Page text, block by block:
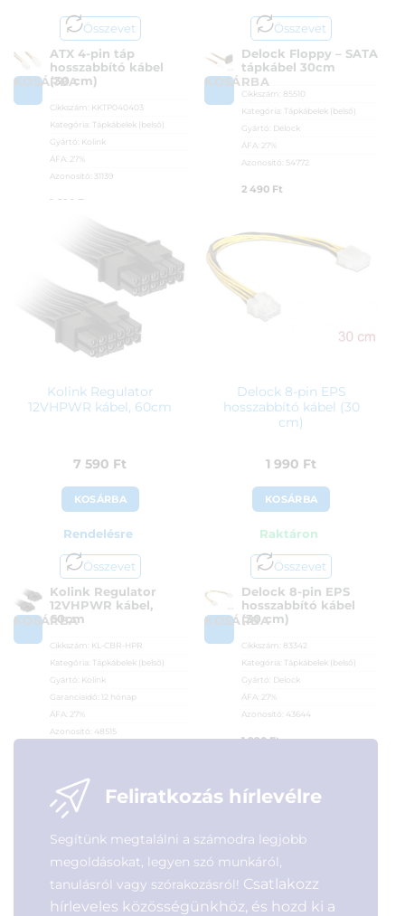
Összevet
KOSÁRBA
ATX 4-pin táp
hosszabbító kábel
(30 cm)
Cikkszám: KKTP040403
Kategória:
Tápkábelek (belső)
Gyártó: Kolink
ÁFA:
27%
Azonosító:
31139
1 690 Ft
Összevet
KOSÁRBA
Delock Floppy – SATA
tápkábel 30cm
Cikkszám: 85510
Kategória:
Tápkábelek (belső)
Gyártó: Delock
ÁFA:
27%
Azonosító: 54772
2 490 Ft
Kolink Regulator
12VHPWR kábel, 60cm
7 590 Ft
KOSÁRBA
Rendelésre
Összevet
KOSÁRBA
Kolink Regulator
12VHPWR kábel,
60cm
Cikkszám: KL-CBR-HPR
Kategória:
Tápkábelek (belső)
Gyártó: Kolink
Garanciaidő:
12 hónap
ÁFA: 27%
Azonosító: 48515
Delock 8-pin EPS
hosszabbító kábel (30
cm)
1 990 Ft
KOSÁRBA
Raktáron
Összevet
KOSÁRBA
Delock 8-pin EPS
hosszabbító kábel
(30 cm)
Cikkszám: 83342
Kategória:
Tápkábelek (belső)
Gyártó:
Delock
ÁFA: 27%
Azonosító: 43644
1 990Ft
Feliratkozás hírlevélre
Segítünk megtalálni a számodra legjobb
megoldásokat, legyen szó munkáról,
tanulásról vagy szórakozásról! Csatlakozz
hírleveles közösségünkhöz, és hozd ki a